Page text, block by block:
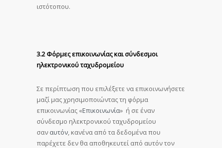
ιστότοπου.
3.2 Φόρμες επικοινωνίας και σύνδεσμοι
ηλεκτρονικού ταχυδρομείου
Σε περίπτωση που επιλέξετε να επικοινωνήσετε
μαζί μας χρησιμοποιώντας τη φόρμα
επικοινωνίας «Επικοινωνία» ή σε έναν
σύνδεσμο ηλεκτρονικού ταχυδρομείου
σαν αυτόν , κανένα από τα δεδομένα που
παρέχετε δεν θα αποθηκευτεί από αυτόν τον